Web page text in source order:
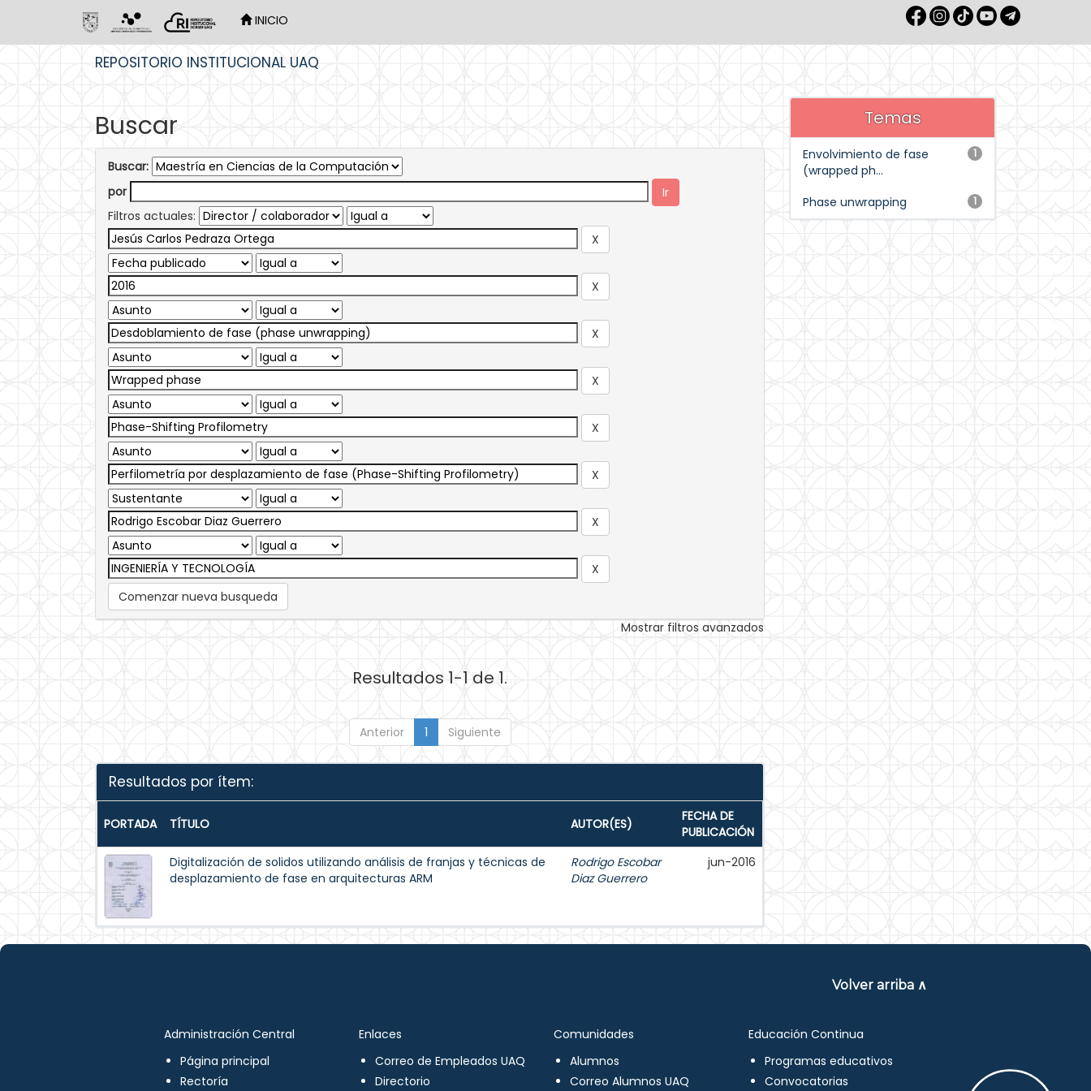
INICIO
REPOSITORIO INSTITUCIONAL UAQ
Buscar
Buscar:
por
Filtros actuales:
Comenzar nueva busqueda
Mostrar filtros avanzados
Resultados 1-1 de 1.
Anterior 1 Siguiente
Resultados por ítem:
PORTADA TÍTULO AUTOR(ES)
FECHA DE
PUBLICACIÓN
Digitalización de solidos utilizando análisis de franjas y técnicas de
desplazamiento de fase en arquitecturas ARM
Rodrigo Escobar
Diaz Guerrero
jun-2016
Temas
1
Envolvimiento de fase
(wrapped ph...
1
Phase unwrapping
Volver arriba ∧
Administración Central
Página principal
Rectoría
Enlaces
Correo de Empleados UAQ
Directorio
Comunidades
Alumnos
Correo Alumnos UAQ
Educación Continua
Programas educativos
Convocatorias